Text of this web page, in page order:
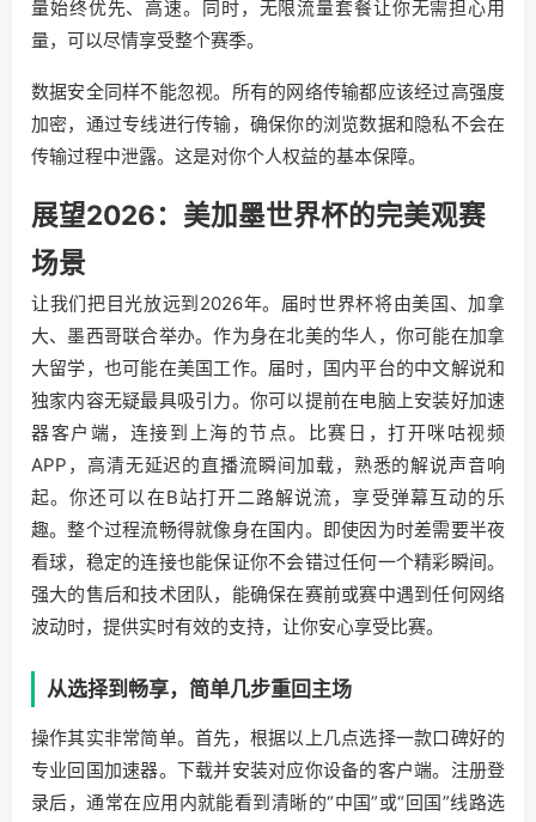
量始终优先、高速。同时，无限流量套餐让你无需担心用
量，可以尽情享受整个赛季。
数据安全同样不能忽视。所有的网络传输都应该经过高强度
加密，通过专线进行传输，确保你的浏览数据和隐私不会在
传输过程中泄露。这是对你个人权益的基本保障。
展望2026：美加墨世界杯的完美观赛
场景
让我们把目光放远到2026年。届时世界杯将由美国、加拿
大、墨西哥联合举办。作为身在北美的华人，你可能在加拿
大留学，也可能在美国工作。届时，国内平台的中文解说和
独家内容无疑最具吸引力。你可以提前在电脑上安装好加速
器客户端，连接到上海的节点。比赛日，打开咪咕视频
APP，高清无延迟的直播流瞬间加载，熟悉的解说声音响
起。你还可以在B站打开二路解说流，享受弹幕互动的乐
趣。整个过程流畅得就像身在国内。即使因为时差需要半夜
看球，稳定的连接也能保证你不会错过任何一个精彩瞬间。
强大的售后和技术团队，能确保在赛前或赛中遇到任何网络
波动时，提供实时有效的支持，让你安心享受比赛。
从选择到畅享，简单几步重回主场
操作其实非常简单。首先，根据以上几点选择一款口碑好的
专业回国加速器。下载并安装对应你设备的客户端。注册登
录后，通常在应用内就能看到清晰的“中国”或“回国”线路选